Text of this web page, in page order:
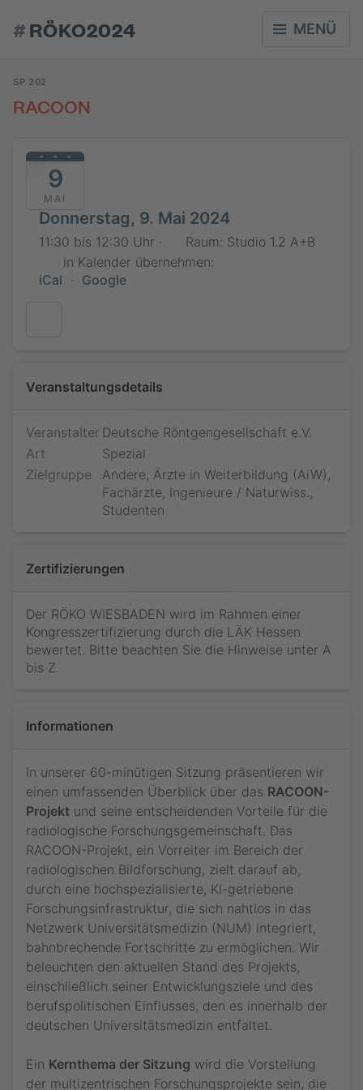
#RÖKO2024 MENÜ
Jetzt teilnehmen
werden, falls das Webinar innerhalb der nächsten 10
Minuten beginnt, sofort weitergeleitet.
SP 202
RACOON
9
MAI
Donnerstag, 9. Mai 2024
11:30 bis 12:30 Uhr ·
Raum: Studio 1.2 A+B
in Kalender übernehmen:
iCal · Google
Veranstaltungsdetails
Veranstalter Deutsche Röntgengesellschaft e.V.
Art
Spezial
Zielgruppe
Andere, Ärzte in Weiterbildung (AiW),
Fachärzte, Ingenieure / Naturwiss.,
Studenten
Zertifizierungen
Der RÖKO WIESBADEN wird im Rahmen einer
Kongresszertifizierung durch die LÄK Hessen
bewertet. Bitte beachten Sie die Hinweise unter A
bis Z.
Informationen
In unserer 60-minütigen Sitzung präsentieren wir
einen umfassenden Überblick über das RACOON-
Projekt und seine entscheidenden Vorteile für die
radiologische Forschungsgemeinschaft. Das
RACOON-Projekt, ein Vorreiter im Bereich der
radiologischen Bildforschung, zielt darauf ab,
durch eine hochspezialisierte, KI-getriebene
Forschungsinfrastruktur, die sich nahtlos in das
Netzwerk Universitätsmedizin (NUM) integriert,
bahnbrechende Fortschritte zu ermöglichen. Wir
beleuchten den aktuellen Stand des Projekts,
einschließlich seiner Entwicklungsziele und des
berufspolitischen Einflusses, den es innerhalb der
deutschen Universitätsmedizin entfaltet.
Ein Kernthema der Sitzung wird die Vorstellung
der multizentrischen Forschungsprojekte sein, die